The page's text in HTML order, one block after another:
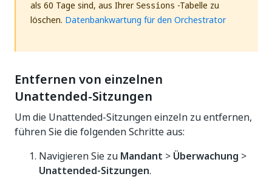
als 60 Tage sind, aus Ihrer Sessions -Tabelle zu
löschen. Datenbankwartung für den Orchestrator
Entfernen von einzelnen
Unattended-Sitzungen
Um die Unattended-Sitzungen einzeln zu entfernen,
führen Sie die folgenden Schritte aus:
Navigieren Sie zu Mandant > Überwachung >
Unattended-Sitzungen.